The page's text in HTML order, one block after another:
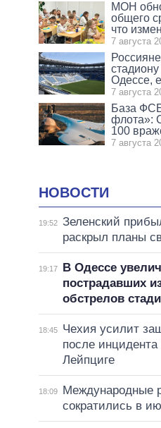
МОН
общего
что
7 августа
Одессе,
7 августа
База
флота»:
100
7 августа
НОВОСТИ
19:52 Зеленский
раскрыл планы
19:17
В Одессе
пострадавших
обстрелов
18:45
Чехия усилит
после
Лейпциге
18:09
Международные
сократились в